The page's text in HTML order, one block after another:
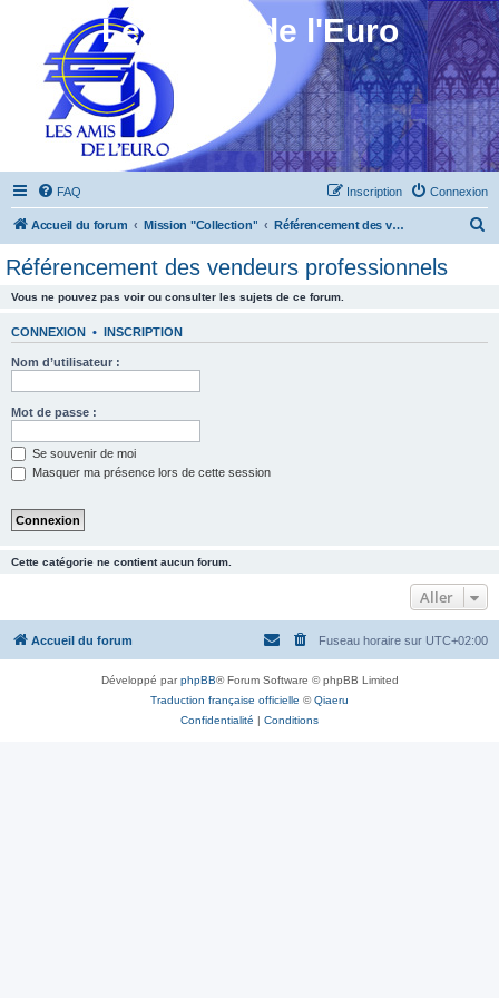
Les Amis de l'Euro
FAQ Connexion
Inscription
Accueil du forum Mission "Collection" Référencement des vendeurs professionnels
Référencement des vendeurs professionnels
Vous ne pouvez pas voir ou consulter les sujets de ce forum.
CONNEXION • INSCRIPTION
Nom d’utilisateur :
Mot de passe :
Se souvenir de moi
Masquer ma présence lors de cette session
Cette catégorie ne contient aucun forum.
Aller
Accueil du forum Fuseau horaire sur UTC+02:00
Développé parphpBB® Forum Software © phpBB Limited
Traduction française officielle ©Qiaeru
Confidentialité | Conditions